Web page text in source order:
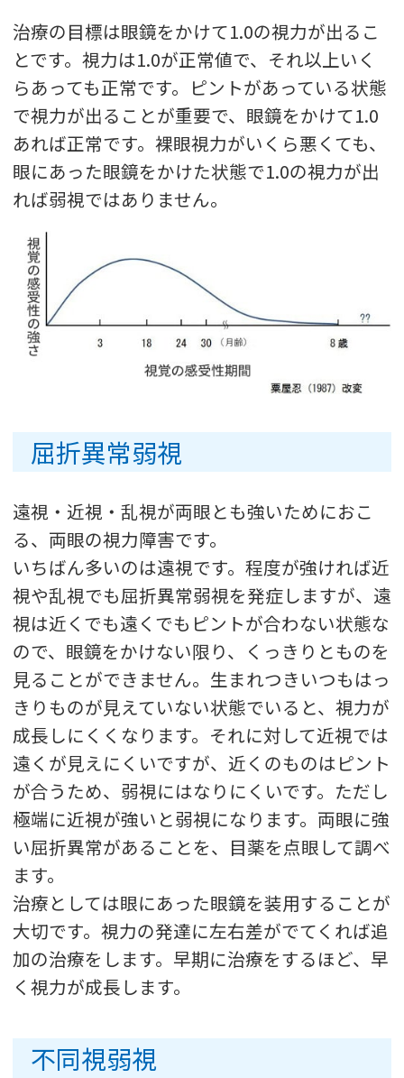
治療の目標は眼鏡をかけて1.0の視力が出るこ
とです。視力は1.0が正常値で、それ以上いく
らあっても正常です。ピントがあっている状態
で視力が出ることが重要で、眼鏡をかけて1.0
あれば正常です。裸眼視力がいくら悪くても、
眼にあった眼鏡をかけた状態で1.0の視力が出
れば弱視ではありません。
屈折異常弱視
遠視・近視・乱視が両眼とも強いためにおこ
る、両眼の視力障害です。
いちばん多いのは遠視です。程度が強ければ近
視や乱視でも屈折異常弱視を発症しますが、遠
視は近くでも遠くでもピントが合わない状態な
ので、眼鏡をかけない限り、くっきりとものを
見ることができません。生まれつきいつもはっ
きりものが見えていない状態でいると、視力が
成長しにくくなります。それに対して近視では
遠くが見えにくいですが、近くのものはピント
が合うため、弱視にはなりにくいです。ただし
極端に近視が強いと弱視になります。両眼に強
い屈折異常があることを、目薬を点眼して調べ
ます。
治療としては眼にあった眼鏡を装用することが
大切です。視力の発達に左右差がでてくれば追
加の治療をします。早期に治療をするほど、早
く視力が成長します。
不同視弱視